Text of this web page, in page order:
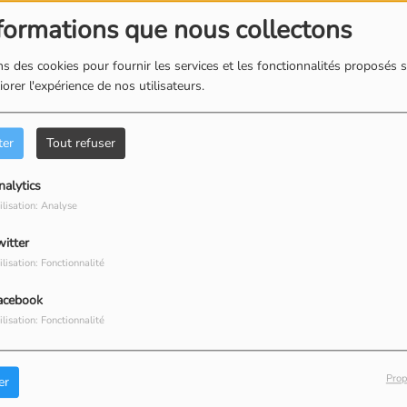
que nous collectons
des cookies pour fournir les services et les fonctionnalités proposés
l'expérience de nos utilisateurs.
Tout refuser
Analyse
Fonctionnalité
Fonctionnalité
Aubry tous les lundis de 20h00 à 21h00 et les